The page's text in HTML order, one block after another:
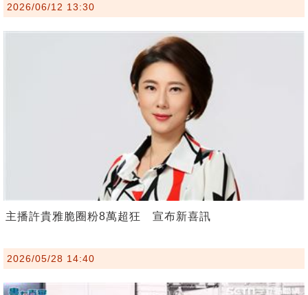
2026/06/12 13:30
主播許貴雅脆圈粉8萬超狂 宣布新喜訊
2026/05/28 14:40